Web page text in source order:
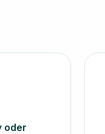
oder